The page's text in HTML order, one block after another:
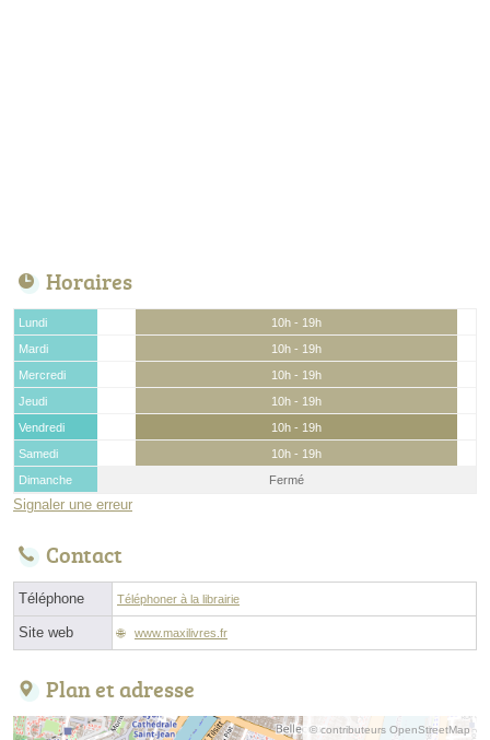
Horaires
Lundi
10h - 19h
Mardi
10h - 19h
Mercredi
10h - 19h
Jeudi
10h - 19h
Vendredi
10h - 19h
Samedi
10h - 19h
Dimanche
Fermé
Signaler une erreur
Contact
Téléphone Téléphoner à la librairie
Site web www.maxilivres.fr
Plan et adresse
© contributeurs OpenStreetMap